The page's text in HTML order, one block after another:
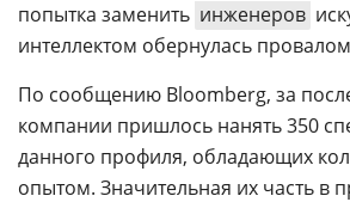
попытка заменить инженеров
интеллектом обернулась
По сообщению Bloomberg, за
компании пришлось нанять 350
данного профиля, обладающих
опытом. Значительная их часть в